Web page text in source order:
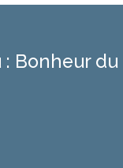
Bonheur du